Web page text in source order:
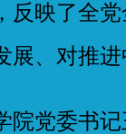
反映了全
展、对推
党委书记